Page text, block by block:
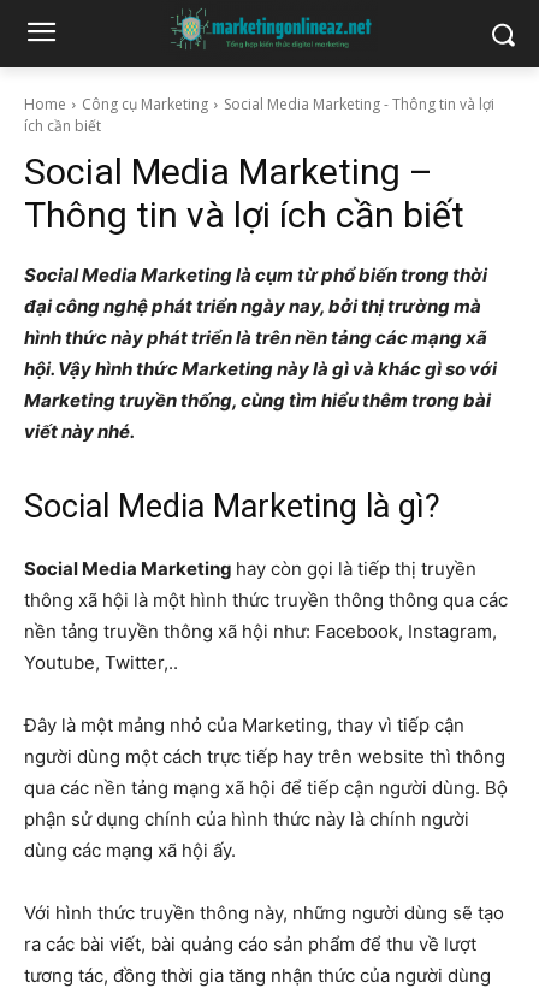
Home Công cụ Marketing
Social Media Marketing - Thông tin và lợi
ích cần biết
Social Media Marketing –
Thông tin và lợi ích cần biết
Social Media Marketing là cụm từ phổ biến trong thời
đại công nghệ phát triển ngày nay, bởi thị trường mà
hình thức này phát triển là trên nền tảng các mạng xã
hội. Vậy hình thức Marketing này là gì và khác gì so với
Marketing truyền thống, cùng tìm hiểu thêm trong bài
viết này nhé.
Social Media Marketing là gì?
Social Media Marketing hay còn gọi là tiếp thị truyền
thông xã hội là một hình thức truyền thông thông qua các
nền tảng truyền thông xã hội như: Facebook, Instagram,
Youtube, Twitter,..
Đây là một mảng nhỏ của Marketing, thay vì tiếp cận
người dùng một cách trực tiếp hay trên website thì thông
qua các nền tảng mạng xã hội để tiếp cận người dùng. Bộ
phận sử dụng chính của hình thức này là chính người
dùng các mạng xã hội ấy.
Với hình thức truyền thông này, những người dùng sẽ tạo
ra các bài viết, bài quảng cáo sản phẩm để thu về lượt
tương tác, đồng thời gia tăng nhận thức của người dùng